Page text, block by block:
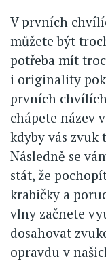
V prvních
můžete být
potřeba mít
i originality
prvních
chápete název
kdyby vás
Následně se
stát, že
krabičky a
vlny začnete
dosahovat
opravdu v